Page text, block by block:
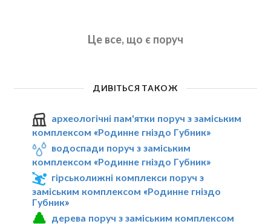
Це все, що є поруч
ДИВІТЬСЯ ТАКОЖ
археологічні пам'ятки поруч з заміським
комплексом «Родинне гніздо Губник»
водоспади поруч з заміським
комплексом «Родинне гніздо Губник»
гірськолижні комплекси поруч з
заміським комплексом «Родинне гніздо
Губник»
дерева поруч з заміським комплексом